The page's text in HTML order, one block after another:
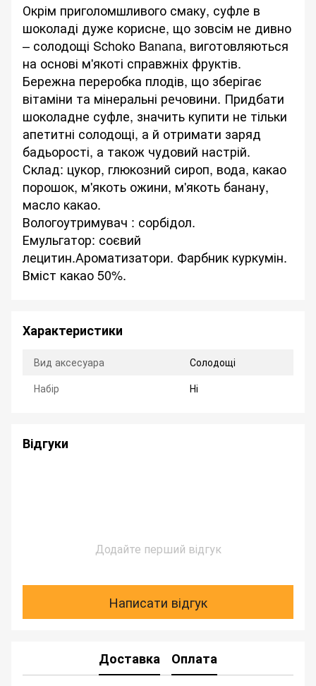
Окрім приголомшливого смаку, суфле в
шоколаді дуже корисне, що зовсім не дивно
– солодощі Schoko Banana, виготовляються
на основі м'якоті справжніх фруктів.
Бережна переробка плодів, що зберігає
вітаміни та мінеральні речовини. Придбати
шоколадне суфле, значить купити не тільки
апетитні солодощі, а й отримати заряд
бадьорості, а також чудовий настрій.
Склад: цукор, глюкозний сироп, вода, какао
порошок, м'якоть ожини, м'якоть банану,
масло какао.
Вологоутримувач : сорбідол.
Емульгатор: соєвий
лецитин.Ароматизатори. Фарбник куркумін.
Вміст какао 50%.
Характеристики
Вид аксесуара
Солодощі
Набір
Ні
Відгуки
Додайте перший відгук
Написати відгук
Доставка Оплата